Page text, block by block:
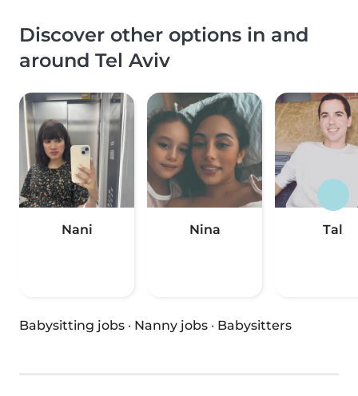
Discover other options in and
around Tel Aviv
Nani Nina Tal
Babysitting jobs · Nanny jobs · Babysitters